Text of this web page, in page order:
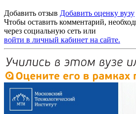
Добавить отзыв Добавить оценку вузу
Чтобы оставить комментарий,
через социальную сеть или
войти в личный кабинет на сайте.